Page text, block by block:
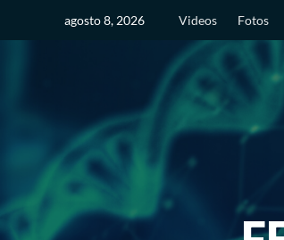
agosto 8, 2026 Videos Fotos